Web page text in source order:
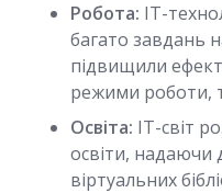
Робота: IT-
багато завдань
підвищили
режими роботи,
Освіта: IT-світ
освіти, надаючи
віртуальних